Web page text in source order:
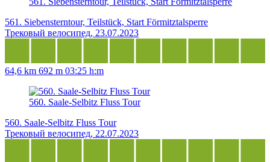
561. Siebensterntour, Teilstück, Start Förmitztalsperre
Трековый велосипед, 23.07.2023
64,6 km 692 m 03:25 h:m
560. Saale-Selbitz Fluss Tour
560. Saale-Selbitz Fluss Tour
Трековый велосипед, 22.07.2023